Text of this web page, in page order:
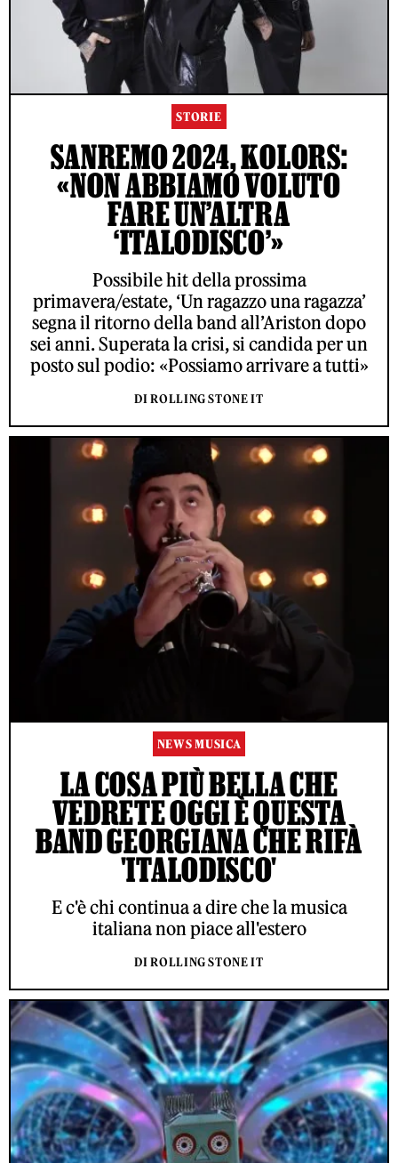
STORIE
SANREMO 2024, KOLORS:
«NON ABBIAMO VOLUTO
FARE UN’ALTRA
‘ITALODISCO’»
Possibile hit della prossima
primavera/estate, ‘Un ragazzo una ragazza’
segna il ritorno della band all’Ariston dopo
sei anni. Superata la crisi, si candida per un
posto sul podio: «Possiamo arrivare a tutti»
DI ROLLING STONE IT
NEWS MUSICA
LA COSA PIÙ BELLA CHE
VEDRETE OGGI È QUESTA
BAND GEORGIANA CHE RIFÀ
'ITALODISCO'
E c'è chi continua a dire che la musica
italiana non piace all'estero
DI ROLLING STONE IT